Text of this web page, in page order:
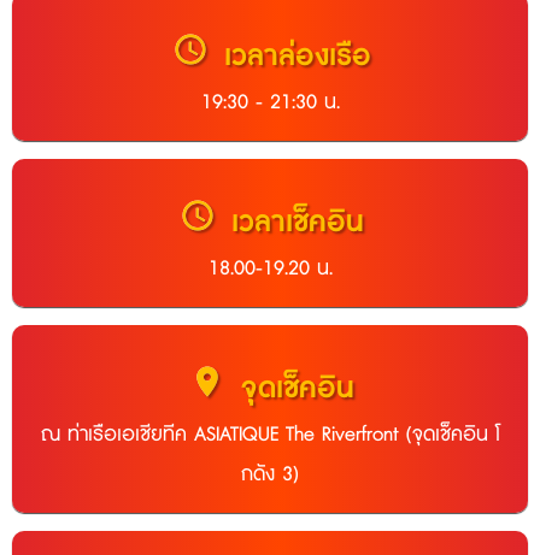
schedule เวลาล่องเรือ
19:30 - 21:30 น.
schedule เวลาเช็คอิน
18.00-19.20 น.
location_on จุดเช็คอิน
ณ ท่าเรือเอเชียทีค ASIATIQUE The Riverfront (จุดเช็คอิน โ
กดัง 3)